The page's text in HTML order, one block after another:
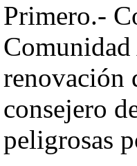
Primero.-
renovación
consejero
peligrosas